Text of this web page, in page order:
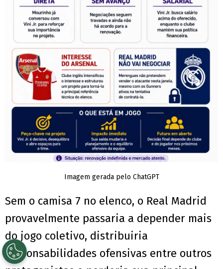
Imagem gerada pelo ChatGPT
Sem o camisa 7 no elenco, o Real Madrid
provavelmente passaria a depender mais
do jogo coletivo, distribuiria
responsabilidades ofensivas entre outros